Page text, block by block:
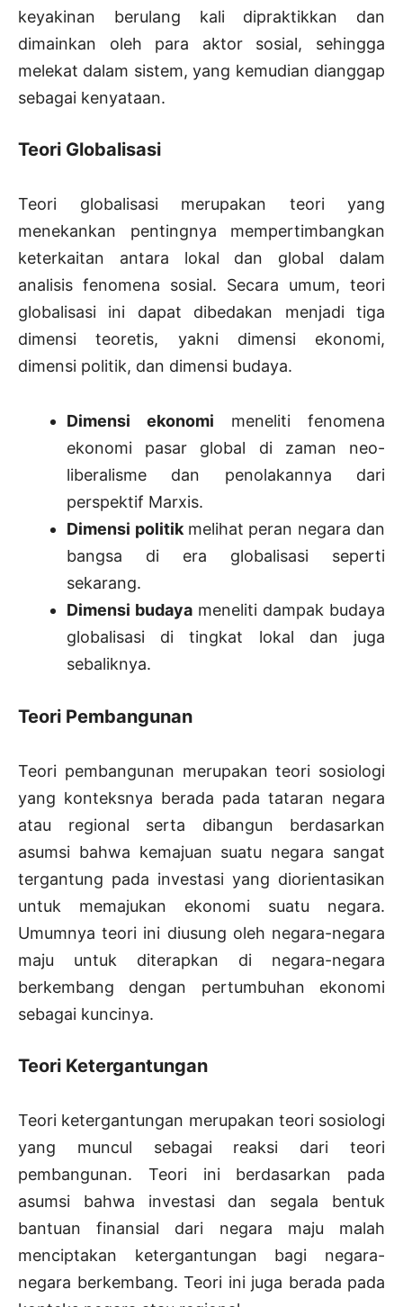
keyakinan berulang kali dipraktikkan dan
dimainkan oleh para aktor sosial, sehingga
melekat dalam sistem, yang kemudian dianggap
sebagai kenyataan.
Teori Globalisasi
Teori globalisasi merupakan teori yang
menekankan pentingnya mempertimbangkan
keterkaitan antara lokal dan global dalam
analisis fenomena sosial. Secara umum, teori
globalisasi ini dapat dibedakan menjadi tiga
dimensi teoretis, yakni dimensi ekonomi,
dimensi politik, dan dimensi budaya.
Dimensi ekonomi meneliti fenomena
ekonomi pasar global di zaman neo-
liberalisme dan penolakannya dari
perspektif Marxis.
Dimensi politik melihat peran negara dan
bangsa di era globalisasi seperti
sekarang.
Dimensi budaya meneliti dampak budaya
globalisasi di tingkat lokal dan juga
sebaliknya.
Teori Pembangunan
Teori pembangunan merupakan teori sosiologi
yang konteksnya berada pada tataran negara
atau regional serta dibangun berdasarkan
asumsi bahwa kemajuan suatu negara sangat
tergantung pada investasi yang diorientasikan
untuk memajukan ekonomi suatu negara.
Umumnya teori ini diusung oleh negara-negara
maju untuk diterapkan di negara-negara
berkembang dengan pertumbuhan ekonomi
sebagai kuncinya.
Teori Ketergantungan
Teori ketergantungan merupakan teori sosiologi
yang muncul sebagai reaksi dari teori
pembangunan. Teori ini berdasarkan pada
asumsi bahwa investasi dan segala bentuk
bantuan finansial dari negara maju malah
menciptakan ketergantungan bagi negara-
negara berkembang. Teori ini juga berada pada